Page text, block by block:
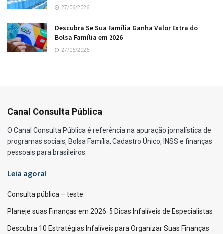
27/06/2026
Descubra Se Sua Família Ganha Valor Extra do
Bolsa Família em 2026
27/06/2026
Canal Consulta Pública
O Canal Consulta Pública é referência na apuração jornalística de
programas sociais, Bolsa Família, Cadastro Único, INSS e finanças
pessoais para brasileiros.
Leia agora!
Consulta pública – teste
Planeje suas Finanças em 2026: 5 Dicas Infalíveis de Especialistas
Descubra 10 Estratégias Infalíveis para Organizar Suas Finanças